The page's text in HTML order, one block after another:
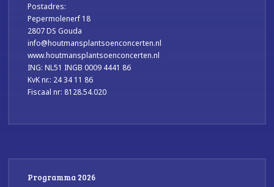
Postadres:
Pepermolenerf 18
2807 DS Gouda
info@houtmansplantsoenconcerten.nl
www.houtmansplantsoenconcerten.nl
ING: NL51 INGB 0009 4441 86
KvK nr.: 24 34 11 86
Fiscaal nr: 8128.54.020
Programma 2026